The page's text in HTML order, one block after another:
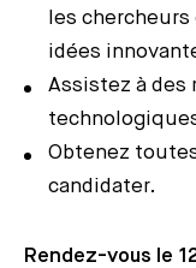
les chercheurs
idées
Assistez à
Obtenez
candidater.
Rendez-vous le